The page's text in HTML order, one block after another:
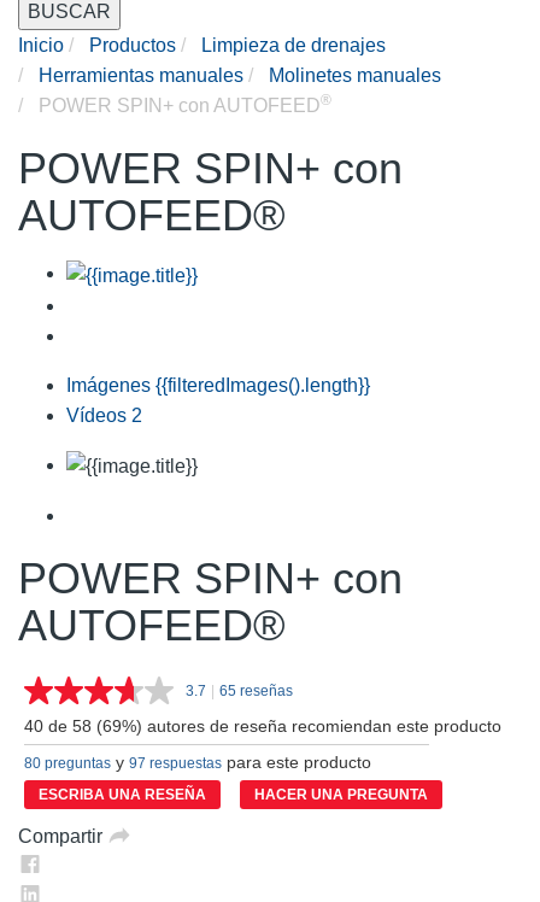
BUSCAR
Inicio
Productos
Limpieza de drenajes
Herramientas manuales
Molinetes manuales
POWER SPIN+ con AUTOFEED®
POWER SPIN+ con
AUTOFEED®
Imágenes {{filteredImages().length}}
Vídeos 2
POWER SPIN+ con
AUTOFEED®
3.7 Lea
65
reseñas.
Enlace
en
misma
| 65 reseñas
40 de 58 (69%) autores de reseña recomiendan este producto
80 preguntas y 97 respuestas para este producto
ESCRIBA UNA RESEÑA HACER UNA PREGUNTA
Compartir